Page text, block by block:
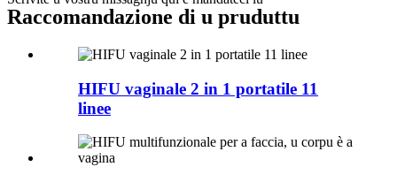
Raccomandazione di u pruduttu
HIFU vaginale 2 in 1 portatile 11
linee